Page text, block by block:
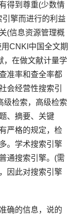
得到尊重(少数情
擎而进行的利益
(信息资源管理概
CNKI中国全文期
，在做文献计量学
准率和查全率都
会经营性搜索引
级检索，高级检索
、摘要、关键
严格的规定，检
。学术搜索引擎
通搜索引擎。(需
因此对搜索引擎
确的信息，说的